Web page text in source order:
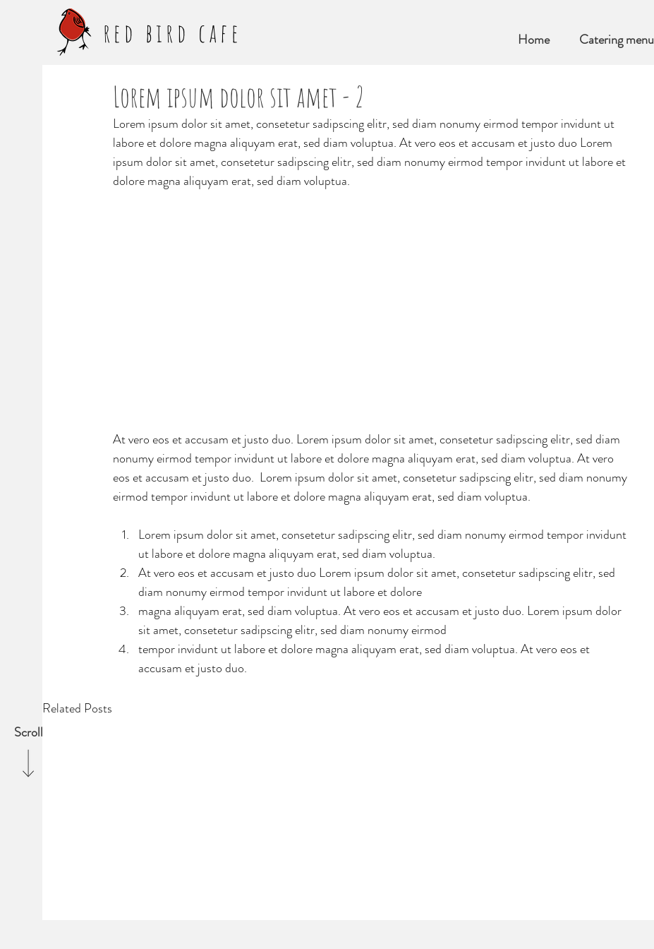
red bird cafe Home Catering menu
Scroll
Lorem ipsum dolor sit amet - 2
Lorem ipsum dolor sit amet, consetetur sadipscing elitr, sed diam nonumy eirmod tempor invidunt ut
labore et dolore magna aliquyam erat, sed diam voluptua. At vero eos et accusam et justo duo Lorem
ipsum dolor sit amet, consetetur sadipscing elitr, sed diam nonumy eirmod tempor invidunt ut labore et
dolore magna aliquyam erat, sed diam voluptua.
At vero eos et accusam et justo duo. Lorem ipsum dolor sit amet, consetetur sadipscing elitr, sed diam
nonumy eirmod tempor invidunt ut labore et dolore magna aliquyam erat, sed diam voluptua. At vero
eos et accusam et justo duo.  Lorem ipsum dolor sit amet, consetetur sadipscing elitr, sed diam nonumy
eirmod tempor invidunt ut labore et dolore magna aliquyam erat, sed diam voluptua.
Lorem ipsum dolor sit amet, consetetur sadipscing elitr, sed diam nonumy eirmod tempor invidunt
ut labore et dolore magna aliquyam erat, sed diam voluptua.
At vero eos et accusam et justo duo Lorem ipsum dolor sit amet, consetetur sadipscing elitr, sed
diam nonumy eirmod tempor invidunt ut labore et dolore
magna aliquyam erat, sed diam voluptua. At vero eos et accusam et justo duo. Lorem ipsum dolor
sit amet, consetetur sadipscing elitr, sed diam nonumy eirmod
tempor invidunt ut labore et dolore magna aliquyam erat, sed diam voluptua. At vero eos et
accusam et justo duo.
Related Posts